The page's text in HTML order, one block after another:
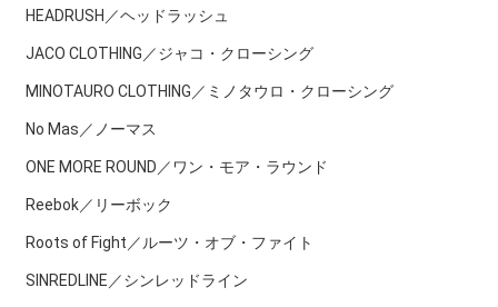
HEADRUSH／ヘッドラッシュ
JACO CLOTHING／ジャコ・クローシング
MINOTAURO CLOTHING／ミノタウロ・クローシング
No Mas／ノーマス
ONE MORE ROUND／ワン・モア・ラウンド
Reebok／リーボック
Roots of Fight／ルーツ・オブ・ファイト
SINREDLINE／シンレッドライン